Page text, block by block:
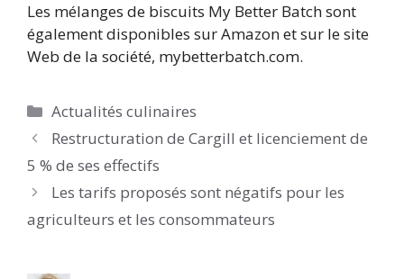
Les mélanges de biscuits My Better Batch sont
également disponibles sur Amazon et sur le site
Web de la société, mybetterbatch.com.
Catégories
Actualités culinaires
Restructuration de Cargill et licenciement de
5 % de ses effectifs
Les tarifs proposés sont négatifs pour les
agriculteurs et les consommateurs